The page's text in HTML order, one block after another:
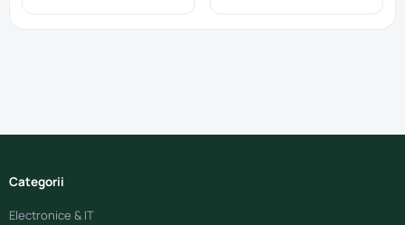
Categorii
Electronice & IT